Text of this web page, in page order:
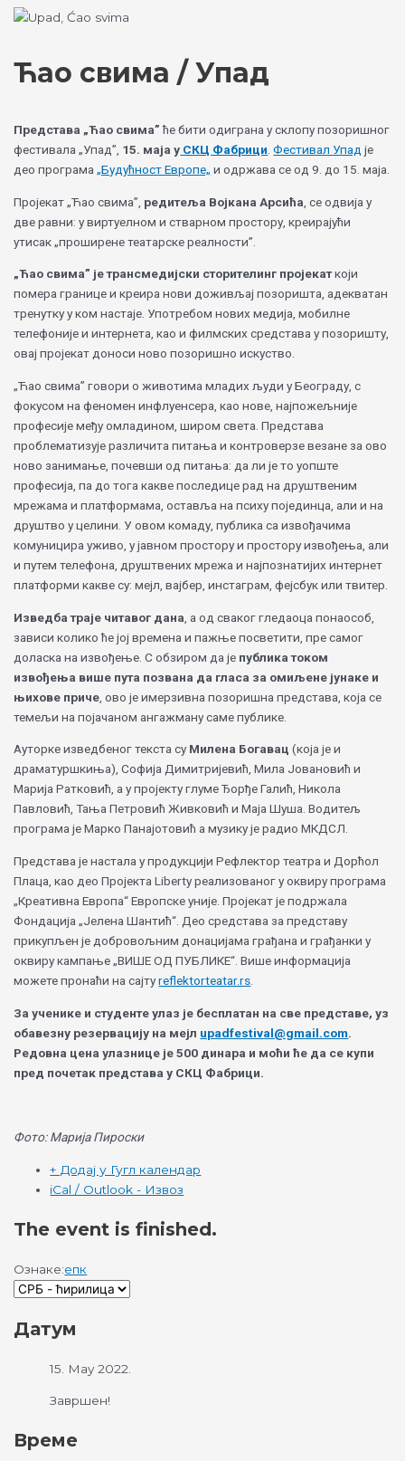
Skip
Ћао свима / Упад
Представа „Ћао свима”ће бити одиграна у склопу позоришног
фестивала „Упад”, 15. маја у СКЦ Фабрици .Фестивал Упад је
део програма„Будућност Европе„ и одржава се од 9. до 15. маја.
Пројекат „Ћао свима”, редитеља Војкана Арсића , се одвија у
две равни: у виртуелном и стварном простору, креирајући
утисак „проширене театарске реалности”.
„Ћао свима” је трансмедијски сторителинг пројекаткоји
помера границе и креира нови доживљај позоришта, адекватан
тренутку у ком настаје. Употребом нових медија, мобилне
телефоније и интернета, као и филмских средстава у позоришту,
овај пројекат доноси ново позоришно искуство.
„Ћао свима” говори о животима младих људи у Београду, с
фокусом на феномен инфлуенсера, као нове, најпожељније
професије међу омладином, широм света. Представа
проблематизује различита питања и контроверзе везане за ово
ново занимање, почевши од питања: да ли је то уопште
професија, па до тога какве последице рад на друштвеним
мрежама и платформама, оставља на психу појединца, али и на
друштво у целини. У овом комаду, публика са извођачима
комуницира уживо, у јавном простору и простору извођења, али
и путем телефона, друштвених мрежа и најпознатијих интернет
платформи какве су: мејл, вајбер, инстаграм, фејсбук или твитер.
Изведба траје читавог дана , а од сваког гледаоца понаособ,
зависи колико ће јој времена и пажње посветити, пре самог
доласка на извођење. С обзиром да је публика током
извођења више пута позвана да гласа за омиљене јунаке и
њихове приче , ово је имерзивна позоришна представа, која се
темељи на појачаном ангажману саме публике.
Ауторке изведбеног текста су Милена Богавац (која је и
драматуршкиња), Софија Димитријевић, Мила Јовановић и
Марија Ратковић, а у пројекту глуме Ђорђе Галић, Никола
Павловић, Тања Петровић Живковић и Маја Шуша. Водитељ
програма је Марко Панајотовић а музику је радио МКДСЛ.
Представа је настала у продукцији Рефлектор театра и Дорћол
Плаца, као део Пројекта Liberty реализованог у оквиру програма
„Креативна Европа“ Европске уније. Пројекат је подржала
Фондација „Јелена Шантић“. Део средстава за представу
прикупљен је добровољним донацијама грађана и грађанки у
оквиру кампање „ВИШЕ ОД ПУБЛИКЕ“. Више информација
можете пронаћи на сајтуreflektorteatar.rs
За ученике и студенте улаз је бесплатан на све представе,уз
обавезну резервацију на мејл upadfestival@gmail.com.
Редовна цена улазнице је500 динара и моћи ће да се купи
пред почетак представа у СКЦ Фабрици.
Фото: Марија Пироски
+ Додај у Гугл календар
iCal / Outlook - Извоз
The event is finished.
Ознаке:епк
Choose
Датум
15. May 2022.
Завршен!
Време